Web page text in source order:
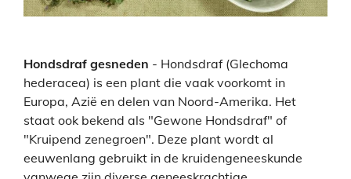
Hondsdraf gesneden - Hondsdraf (Glechoma
hederacea) is een plant die vaak voorkomt in
Europa, Azië en delen van Noord-Amerika. Het
staat ook bekend als "Gewone Hondsdraf" of
"Kruipend zenegroen". Deze plant wordt al
eeuwenlang gebruikt in de kruidengeneeskunde